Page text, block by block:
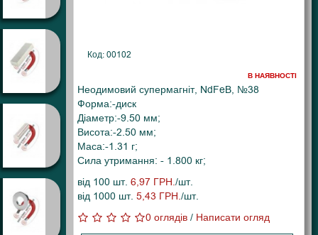
Код: 00102
В НАЯВНОСТІ
Неодимовий супермагніт, NdFeB, №38
Форма:-диск
Діаметр:-9.50 мм;
Висота:-2.50 мм;
Маса:-1.31 г;
Сила утримання: - 1.800 кг;
від 100 шт.6,97 ГРН./шт.
від 1000 шт.5,43 ГРН./шт.
0 оглядів / Написати огляд